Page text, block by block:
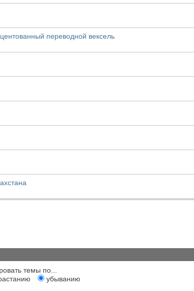
переводной вексель
темы по...
убыванию